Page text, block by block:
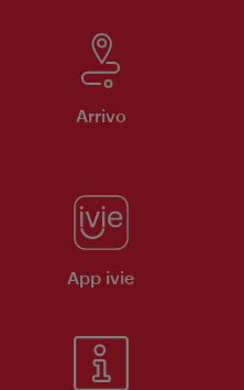
Arrivo
App ivie